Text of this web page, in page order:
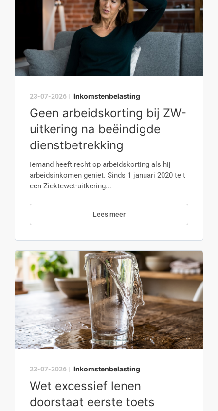
23-07-2026 | Inkomstenbelasting
Geen arbeidskorting bij ZW-
uitkering na beëindigde
dienstbetrekking
Iemand heeft recht op arbeidskorting als hij
arbeidsinkomen geniet. Sinds 1 januari 2020 telt
een Ziektewet-uitkering...
Lees meer
23-07-2026 | Inkomstenbelasting
Wet excessief lenen
doorstaat eerste toets